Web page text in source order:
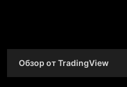
Обзор от TradingView